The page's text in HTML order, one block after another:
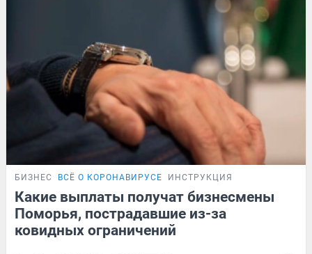
БИЗНЕС ВСЁ О КОРОНАВИРУСЕ ИНСТРУКЦИЯ
Какие выплаты получат бизнесмены
Поморья, пострадавшие из-за
ковидных ограничений